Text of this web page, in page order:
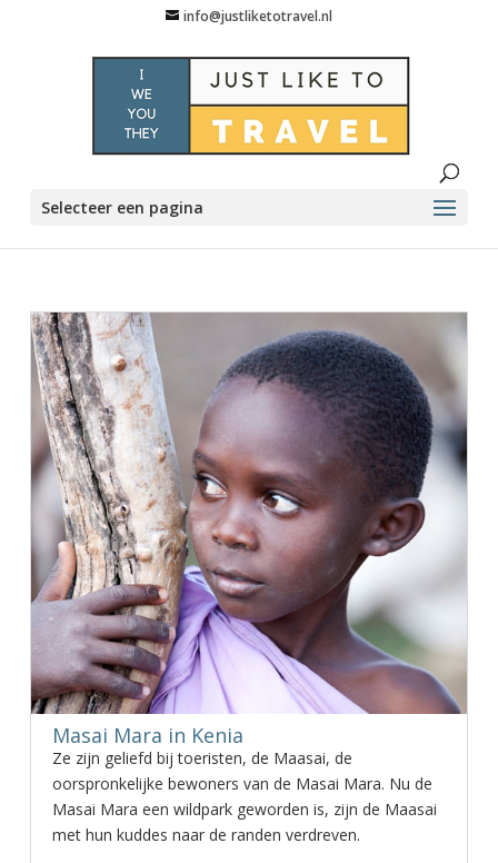
info@justliketotravel.nl
Selecteer een pagina
Masai Mara in Kenia
Ze zijn geliefd bij toeristen, de Maasai, de
oorspronkelijke bewoners van de Masai Mara. Nu de
Masai Mara een wildpark geworden is, zijn de Maasai
met hun kuddes naar de randen verdreven.